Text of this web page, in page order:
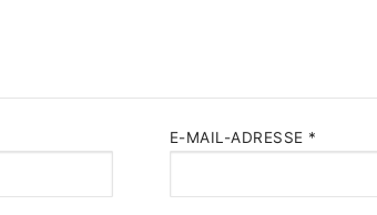
E-MAIL-ADRESSE *